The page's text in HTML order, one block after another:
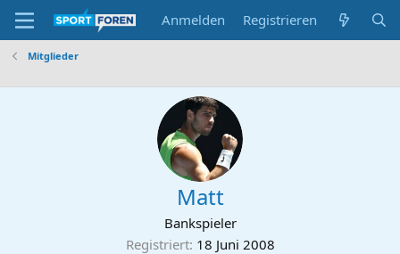
Anmelden Registrieren
Mitglieder
Matt
Bankspieler
Registriert 18 Juni 2008